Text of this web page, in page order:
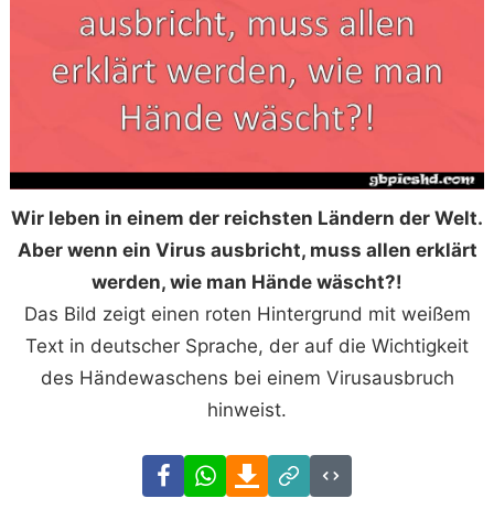
Wir leben in einem der reichsten Ländern der Welt.
Aber wenn ein Virus ausbricht, muss allen erklärt
werden, wie man Hände wäscht?!
Das Bild zeigt einen roten Hintergrund mit weißem
Text in deutscher Sprache, der auf die Wichtigkeit
des Händewaschens bei einem Virusausbruch
hinweist.
FacebookWhatsAppDownload
Link
Code